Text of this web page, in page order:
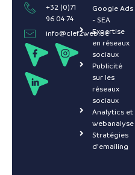
+32 (0)71
96 04 74
info@clef2web.be
Google Ads
- SEA
Expertise
en réseaux
sociaux
Publicité
sur les
réseaux
sociaux
Analytics et
webanalyse
Stratégies
d’emailing